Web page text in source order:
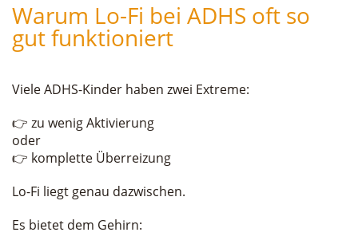
Warum Lo-Fi bei ADHS oft so
gut funktioniert
Viele ADHS-Kinder haben zwei Extreme:
👉 zu wenig Aktivierung
oder
👉 komplette Überreizung
Lo-Fi liegt genau dazwischen.
Es bietet dem Gehirn: